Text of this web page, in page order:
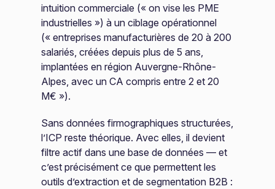
intuition commerciale (« on vise les PME
industrielles ») à un ciblage opérationnel
(« entreprises manufacturières de 20 à 200
salariés, créées depuis plus de 5 ans,
implantées en région Auvergne-Rhône-
Alpes, avec un CA compris entre 2 et 20
M€ »).
Sans données firmographiques structurées,
l’ICP reste théorique. Avec elles, il devient
filtre actif dans une base de données — et
c’est précisément ce que permettent les
outils d’extraction et de segmentation B2B :